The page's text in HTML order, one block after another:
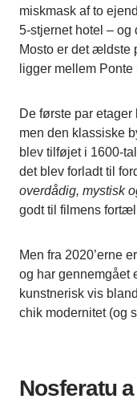
miskmask af to
5-stjernet hotel – og
Mosto er det ældste
ligger mellem Ponte
De første par
men den klassiske
blev tilføjet i 1600-
det blev forladt til
overdådig, mystisk
godt til filmens
Men fra 2020’erne
og har gennemgået
kunstnerisk vis
chik modernitet (og
Nosferatu